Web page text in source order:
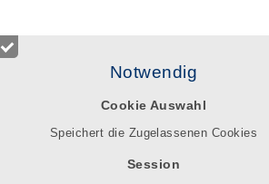
Notwendig
Cookie Auswahl
Speichert die Zugelassenen Cookies
Session
Aba vom Elbfeuer